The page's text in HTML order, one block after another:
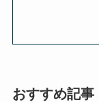
おすすめ記事